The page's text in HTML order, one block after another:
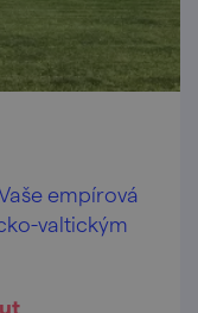
empírová
valtickým